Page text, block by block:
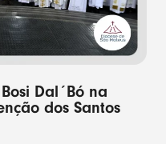
Dal´Bó na
dos Santos